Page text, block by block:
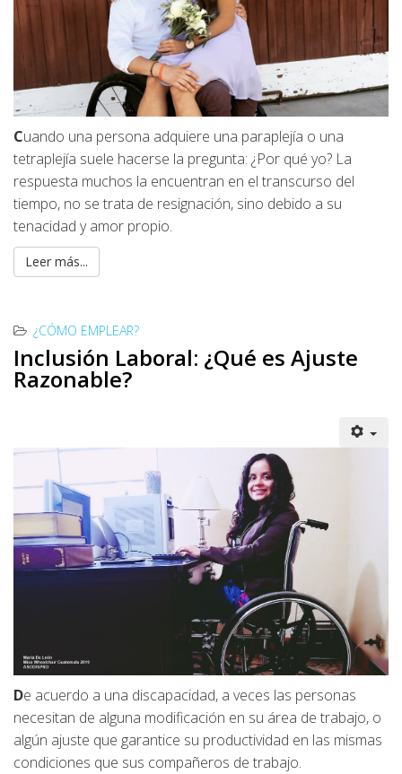
Cuando una persona adquiere una paraplejía o una
tetraplejía suele hacerse la pregunta: ¿Por qué yo? La
respuesta muchos la encuentran en el transcurso del
tiempo, no se trata de resignación, sino debido a su
tenacidad y amor propio.
Leer más...
¿CÓMO EMPLEAR?
Inclusión Laboral: ¿Qué es Ajuste
Razonable?
De acuerdo a una discapacidad, a veces las personas
necesitan de alguna modificación en su área de trabajo, o
algún ajuste que garantice su productividad en las mismas
condiciones que sus compañeros de trabajo.